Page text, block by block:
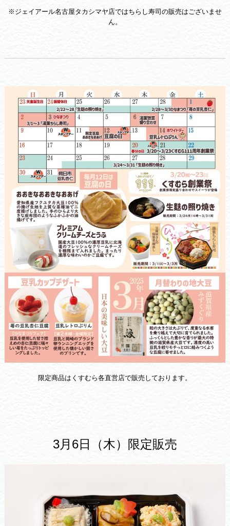
※ジェイアール名古屋タカシマヤ店ではちらし寿司の販売はございませ
ん。
限定商品はくすむら各直営店で販売しております。
3月6日（木）限定販売